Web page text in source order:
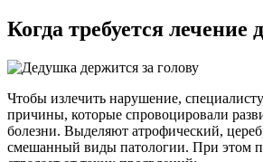
Когда требуется лечение
Чтобы излечить нарушение,
причины, которые спровоцировали
болезни. Выделяют атрофический,
смешанный виды патологии. При этом